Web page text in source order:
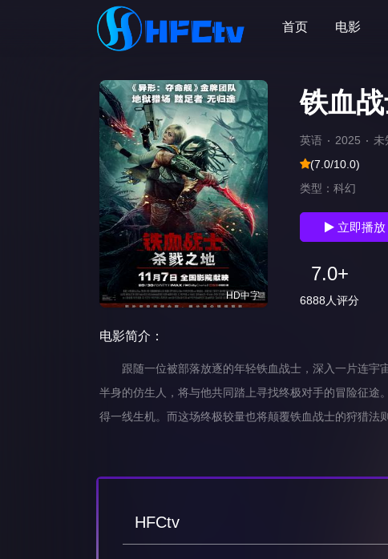
首页 电影
HD中字
铁血
英语 2025
未
(7.0/10.0)
类型： 科幻
立即播放
7.0+
6888人评分
电影简介：
跟随一位被部落放逐的年轻铁血战士，深入一片连宇
半身的仿生人，将与他共同踏上寻找终极对手的冒险征途
得一线生机。而这场终极较量也将颠覆铁血战士的狩猎
HFCtv